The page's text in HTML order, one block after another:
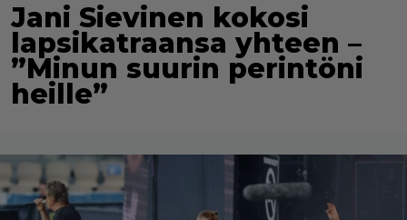
Jani Sievinen kokosi
lapsikatraansa yhteen –
”Minun suurin perintöni
heille”